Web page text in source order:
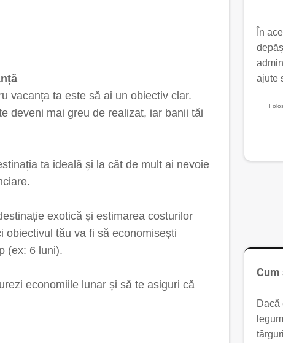
vacanța ta este să ai un obiectiv clar.
deveni mai greu de realizat, iar banii tăi
ta ideală și la cât de mult ai nevoie
exotică și estimarea costurilor
obiectivul tău va fi să economisești
(ex: 6 luni).
economiile lunar și să te asiguri că
În
ajute
Cum
Dacă